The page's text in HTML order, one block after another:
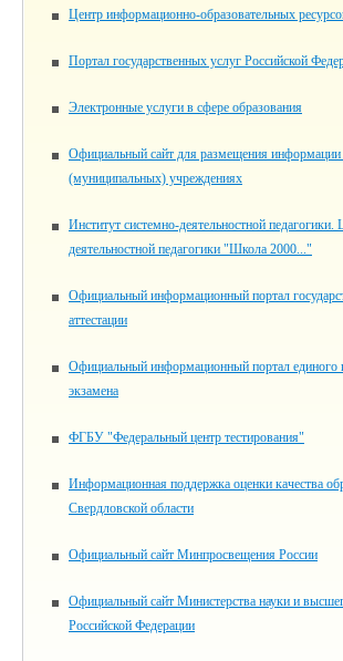
Центр информационно-образовательных
Портал государственных услуг Российской
Электронные услуги в сфере образования
Официальный сайт для размещения информации
(муниципальных) учреждениях
Институт системно-деятельностной педагогики.
деятельностной педагогики "Школа 2000..."
Официальный информационный портал
аттестации
Официальный информационный портал единого
экзамена
ФГБУ "Федеральный центр тестирования"
Информационная поддержка оценки качества
Свердловской области
Официальный сайт Минпросвещения России
Официальный сайт Министерства науки и
Российской Федерации